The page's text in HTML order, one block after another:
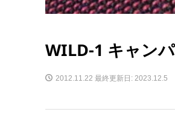
WILD-1 キャン
2012.11.22 最終更新日: 2023.12.5